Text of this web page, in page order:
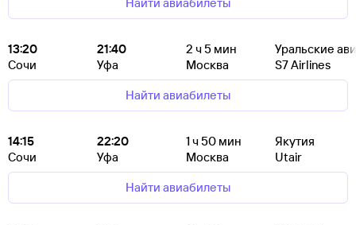
13:20
Сочи
21:40
Уфа
2 ч 5 мин
Москва
Уральские
S7 Airlines
Найти авиабилеты
14:15
Сочи
22:20
Уфа
1ч 50 мин
Москва
Якутия
Utair
Найти авиабилеты